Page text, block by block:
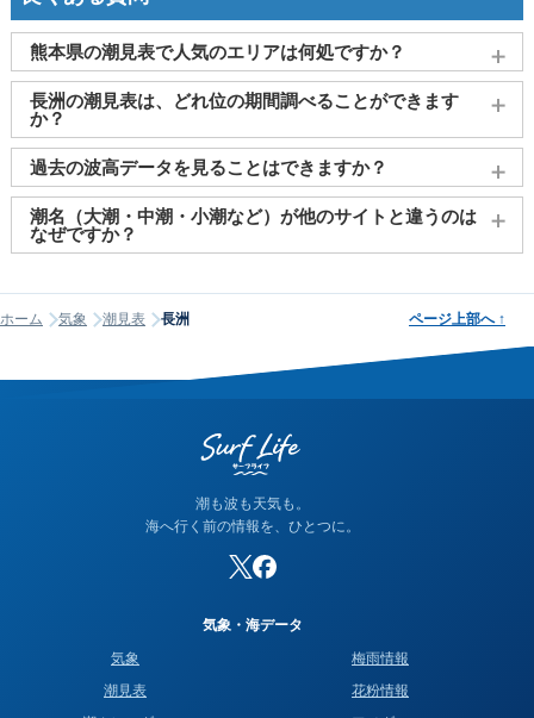
熊本県の潮見表で人気のエリアは何処ですか？
熊本、天草市（本渡瀬戸） 、八代、 宇城市（三角） 、 水俣
よく見られております。
長洲の潮見表は、どれ位の期間調べることができます
か？
2011～2027年までの16年間分の潮汐情報や日の出・日の入りを
調べることができます。視覚的に分かり易くタイドグラフで、
日の出・日の入り情報も合わせて確認することができます。
過去の波高データを見ることはできますか？
大変申し訳ございませんが、過去の波高データ（波の高さ）に
関してはご提供しておりません。
潮名（大潮・中潮・小潮など）が他のサイトと違うのは
なぜですか？
何日まで大潮」という統一された公的な定義はありません。そ
のため、サイトが採用する計算方式によって、境界にあたる日
って見える場合は、そのサイトが別の方式を使っている可能性
ホーム 気象 潮見表 長洲 ページ上部へ ↑
潮も波も天気も。
海へ行く前の情報を、ひとつに。
気象・海データ
気象
潮見表
梅雨情報
花粉情報